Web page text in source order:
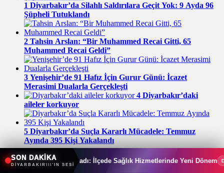
1 Diyarbakır’da Silahlı Saldırılara Geçit Yok: 9 Ayda 96
Şüpheli Tutuklandı
2 Tahsin Arslan: “Bir Muhammed Recai Gitti, 65
Muhammed Recai Geldi”
3 Yenişehir’de 91 Hafız İçin Gurur Günü: İcazet
Merasimi Dualarla Gerçekleşti
4 Diyarbakır’daki
aileler korkuyor
5 Diyarbakır’da Suçla Kararlı Mücadele: Temmuz
Ayında 395 Kişi Yakalandı
SON DAKİKA
DİYARBAKIR\\\'IN SESİ
İlçede Sağlık Hizmetlerinde Yeni Dönem Diyarbakır Bağlar’da